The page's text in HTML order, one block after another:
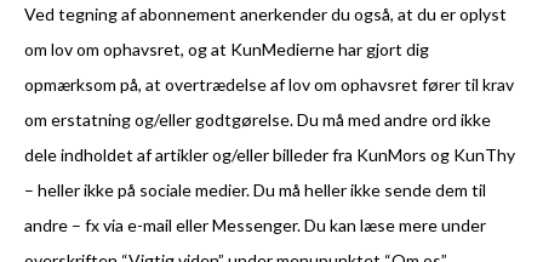
Ved tegning af abonnement anerkender du også, at du er oplyst
om lov om ophavsret, og at KunMedierne har gjort dig
opmærksom på, at overtrædelse af lov om ophavsret fører til krav
om erstatning og/eller godtgørelse. Du må med andre ord ikke
dele indholdet af artikler og/eller billeder fra KunMors og KunThy
– heller ikke på sociale medier. Du må heller ikke sende dem til
andre – fx via e-mail eller Messenger. Du kan læse mere under